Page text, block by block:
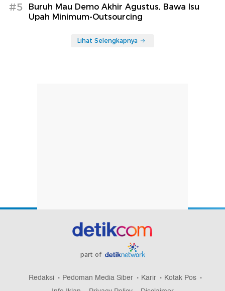
#5
Buruh Mau Demo Akhir Agustus, Bawa Isu
Upah Minimum-Outsourcing
Lihat Selengkapnya
part of
Redaksi Pedoman Media Siber Karir
Kotak Pos